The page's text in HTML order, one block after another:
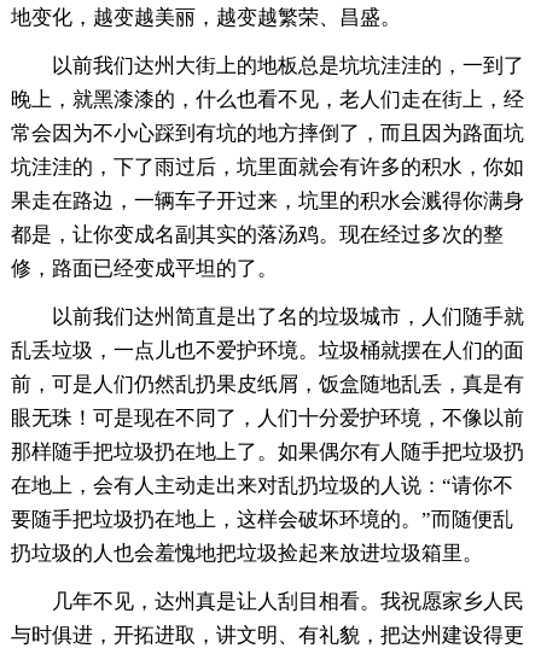
地变化，越变越美丽，越变越繁荣、昌盛。
以前我们达州大街上的地板总是坑坑洼洼的，一到了
晚上，就黑漆漆的，什么也看不见，老人们走在街上，经
常会因为不小心踩到有坑的地方摔倒了，而且因为路面坑
坑洼洼的，下了雨过后，坑里面就会有许多的积水，你如
果走在路边，一辆车子开过来，坑里的积水会溅得你满身
都是，让你变成名副其实的落汤鸡。现在经过多次的整
修，路面已经变成平坦的了。
以前我们达州简直是出了名的垃圾城市，人们随手就
乱丢垃圾，一点儿也不爱护环境。垃圾桶就摆在人们的面
前，可是人们仍然乱扔果皮纸屑，饭盒随地乱丢，真是有
眼无珠！可是现在不同了，人们十分爱护环境，不像以前
那样随手把垃圾扔在地上了。如果偶尔有人随手把垃圾扔
在地上，会有人主动走出来对乱扔垃圾的人说：“请你不
要随手把垃圾扔在地上，这样会破坏环境的。”而随便乱
扔垃圾的人也会羞愧地把垃圾捡起来放进垃圾箱里。
几年不见，达州真是让人刮目相看。我祝愿家乡人民
与时俱进，开拓进取，讲文明、有礼貌，把达州建设得更